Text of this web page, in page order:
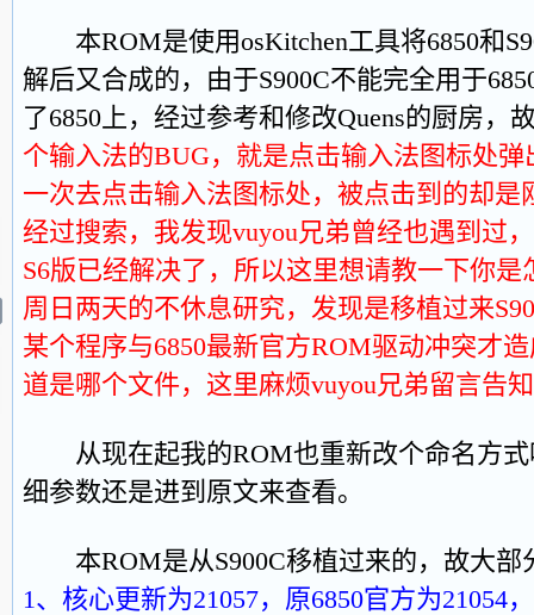
本ROM是使用osKitchen工具将6850和
解后又合成的，由于S900C不能完全用于
了6850上，经过参考和修改Quens的厨房，
个输入法的BUG，就是点击输入法图标处
一次去点击输入法图标处，被点击到的却是
经过搜索，我发现vuyou兄弟曾经也遇到过
S6版已经解决了，所以这里想请教一下你
周日两天的不休息研究，发现是移植过来
某个程序与6850最新官方ROM驱动冲突才
道是哪个文件，这里麻烦vuyou兄弟留言告
从现在起我的ROM也重新改个命名方式
细参数还是进到原文来查看。
本ROM是从S900C移植过来的，故大部
1、核心更新为21057，原6850官方为21054